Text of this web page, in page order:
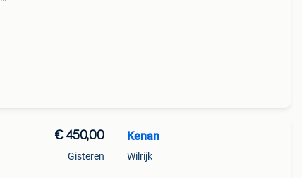
€ 450,00
Gisteren
Kenan
Wilrijk